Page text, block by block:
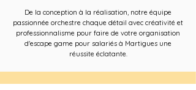
De la conception à la réalisation, notre équipe
passionnée orchestre chaque détail avec créativité et
professionnalisme pour faire de votre organisation
d'escape game pour salariés à Martigues une
réussite éclatante.